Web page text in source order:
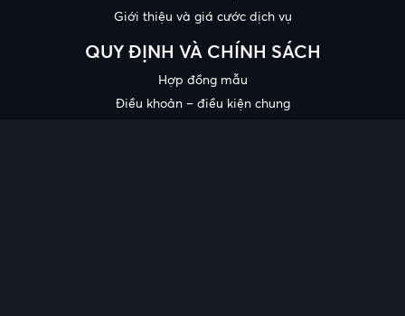
Giới thiệu và giá cước dịch vụ
QUY ĐỊNH VÀ CHÍNH SÁCH
Hợp đồng mẫu
Điều khoản – điều kiện chung